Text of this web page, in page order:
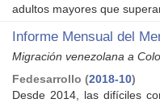
adultos mayores que
Informe Mensual del
Migración venezolana a
Fedesarrollo (2018-10)
Desde 2014, las difíciles